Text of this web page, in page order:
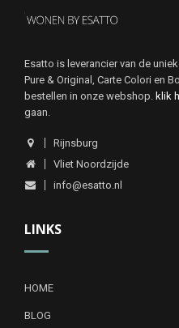
Esatto is leverancier van de
Pure & Original, Carte Colori en
bestellen in onze webshop. klik
gaan.
Rijnsburg
Vliet Noordzijde
info@esatto.nl
LINKS
HOME
BLOG